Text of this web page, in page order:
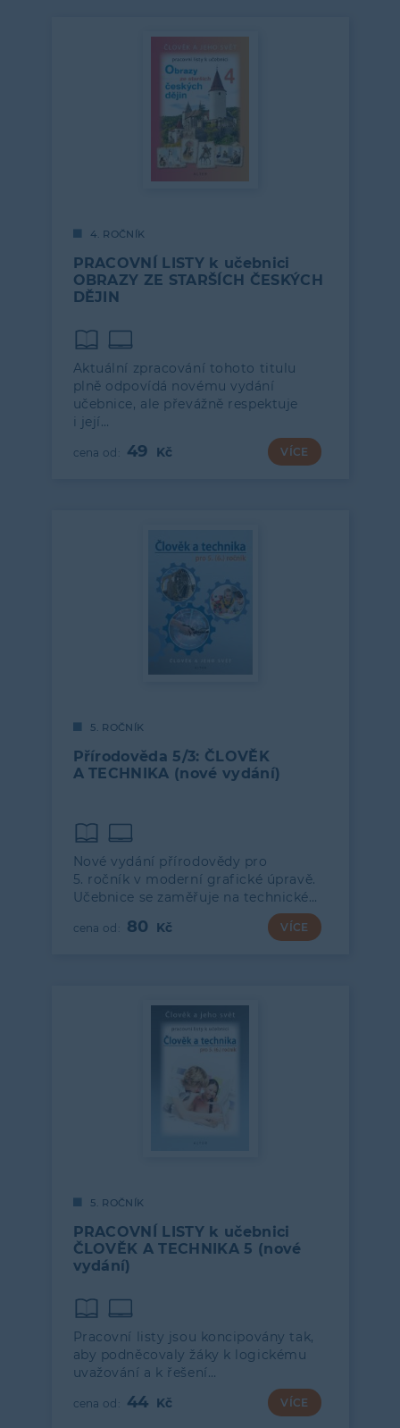
4. ROČNÍK
PRACOVNÍ LISTY k učebnici
OBRAZY ZE STARŠÍCH ČESKÝCH
DĚJIN
Aktuální zpracování tohoto titulu
plně odpovídá novému vydání
učebnice, ale převážně respektuje
i její…
49 VÍCE
5. ROČNÍK
Přírodověda 5/3: ČLOVĚK
A TECHNIKA (nové vydání)
Nové vydání přírodovědy pro
5. ročník v moderní grafické úpravě.
Učebnice se zaměřuje na technické…
80 VÍCE
5. ROČNÍK
PRACOVNÍ LISTY k učebnici
ČLOVĚK A TECHNIKA 5 (nové
vydání)
Pracovní listy jsou koncipovány tak,
aby podněcovaly žáky k logickému
uvažování a k řešení…
44 VÍCE